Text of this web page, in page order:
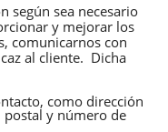
según sea necesario
y mejorar los
comunicarnos con
al cliente. Dicha
como dirección
y número de